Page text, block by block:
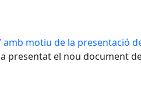
amb motiu de la presentació
presentat el nou document